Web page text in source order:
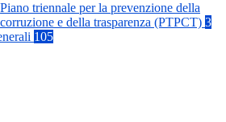
Piano triennale per la prevenzione della
corruzione e della trasparenza (PTPCT) 3
105